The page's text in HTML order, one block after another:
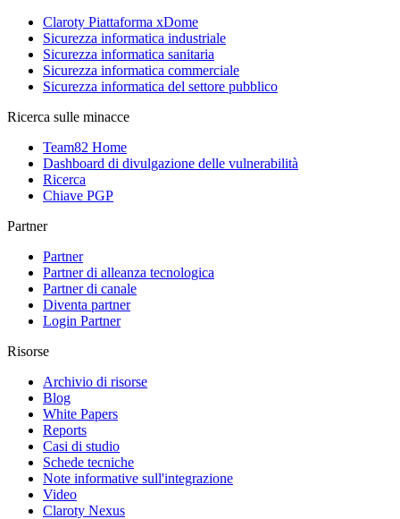
Claroty Piattaforma xDome
Sicurezza informatica industriale
Sicurezza informatica sanitaria
Sicurezza informatica commerciale
Sicurezza informatica del settore pubblico
Ricerca sulle minacce
Team82 Home
Dashboard di divulgazione delle vulnerabilità
Ricerca
Chiave PGP
Partner
Partner
Partner di alleanza tecnologica
Partner di canale
Diventa partner
Login Partner
Risorse
Archivio di risorse
Blog
White Papers
Reports
Casi di studio
Schede tecniche
Note informative sull'integrazione
Video
Claroty Nexus